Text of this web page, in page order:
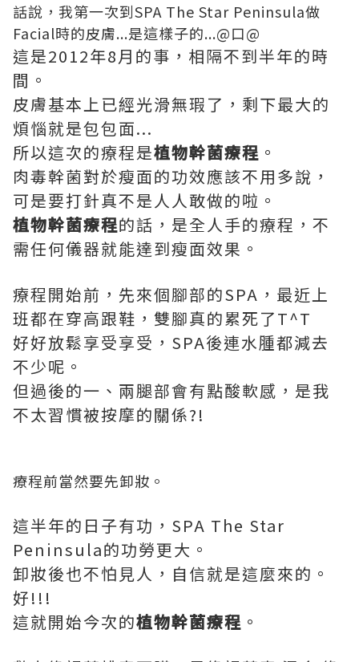
話說，我第一次到SPA The Star Peninsula做
Facial時的皮膚...是這樣子的...@口@
這是2012年8月的事，相隔不到半年的時
間。
皮膚基本上已經光滑無瑕了，剩下最大的
煩惱就是包包面...
所以這次的療程是植物幹菌療程 。
肉毒幹菌對於瘦面的功效應該不用多說，
可是要打針真不是人人敢做的啦。
植物幹菌療程的話，是全人手的療程，不
需任何儀器就能達到瘦面效果。
療程開始前，先來個腳部的SPA，最近上
班都在穿高跟鞋，雙腳真的累死了T^T
好好放鬆享受享受，SPA後連水腫都減去
不少呢。
但過後的一、兩腿部會有點酸軟感，是我
不太習慣被按摩的關係?!
療程前當然要先卸妝。
這半年的日子有功，SPA The Star
Peninsula的功勞更大。
卸妝後也不怕見人，自信就是這麼來的。
好!!!
這就開始今次的植物幹菌療程 。